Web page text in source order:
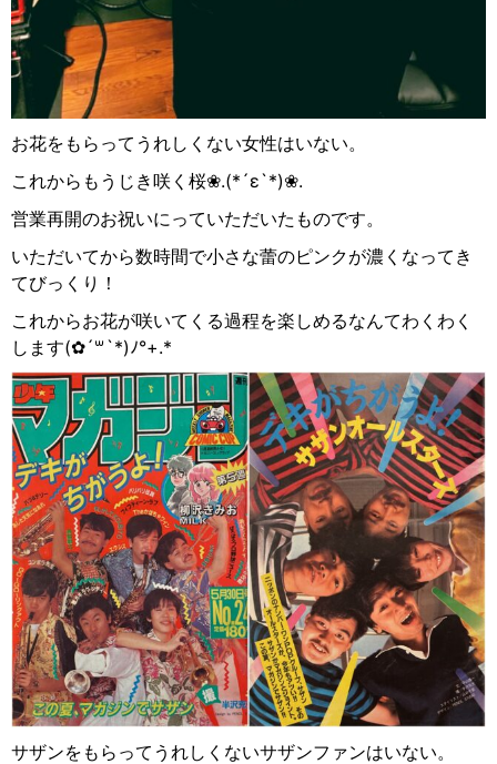
お花をもらってうれしくない女性はいない。
これからもうじき咲く桜❀.(*´ε`*)❀.
営業再開のお祝いにっていただいたものです。
いただいてから数時間で小さな蕾のピンクが濃くなってき
てびっくり！
これからお花が咲いてくる過程を楽しめるなんてわくわく
します(✿´꒳ `*)ﾉ°+.*
サザンをもらってうれしくないサザンファンはいない。